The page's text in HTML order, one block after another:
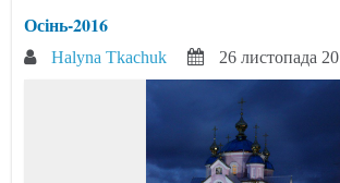
Осінь-2016
Halyna Tkachuk 26 листопада